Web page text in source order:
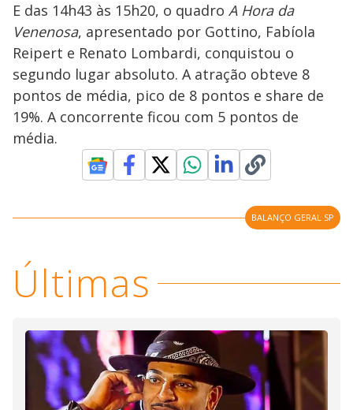
E das 14h43 às 15h20, o quadro A Hora da
Venenosa, apresentado por Gottino, Fabíola
Reipert e Renato Lombardi, conquistou o
segundo lugar absoluto. A atração obteve 8
pontos de média, pico de 8 pontos e share de
19%. A concorrente ficou com 5 pontos de
média.
BALANÇO GERAL SP
Últimas